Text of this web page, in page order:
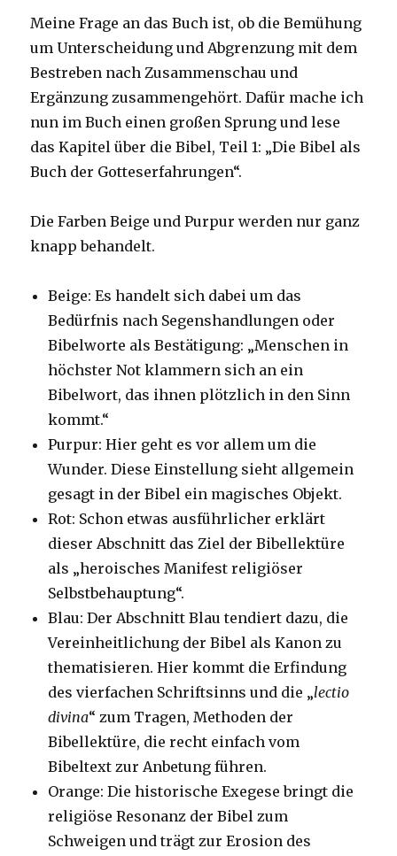
Meine Frage an das Buch ist, ob die Bemühung
um Unterscheidung und Abgrenzung mit dem
Bestreben nach Zusammenschau und
Ergänzung zusammengehört. Dafür mache ich
nun im Buch einen großen Sprung und lese
das Kapitel über die Bibel, Teil 1: „Die Bibel als
Buch der Gotteserfahrungen“.
Die Farben Beige und Purpur werden nur ganz
knapp behandelt.
Beige: Es handelt sich dabei um das
Bedürfnis nach Segenshandlungen oder
Bibelworte als Bestätigung: „Menschen in
höchster Not klammern sich an ein
Bibelwort, das ihnen plötzlich in den Sinn
kommt.“
Purpur: Hier geht es vor allem um die
Wunder. Diese Einstellung sieht allgemein
gesagt in der Bibel ein magisches Objekt.
Rot: Schon etwas ausführlicher erklärt
dieser Abschnitt das Ziel der Bibellektüre
als „heroisches Manifest religiöser
Selbstbehauptung“.
Blau: Der Abschnitt Blau tendiert dazu, die
Vereinheitlichung der Bibel als Kanon zu
thematisieren. Hier kommt die Erfindung
des vierfachen Schriftsinns und die „lectio
divina“ zum Tragen, Methoden der
Bibellektüre, die recht einfach vom
Bibeltext zur Anbetung führen.
Orange: Die historische Exegese bringt die
religiöse Resonanz der Bibel zum
Schweigen und trägt zur Erosion des